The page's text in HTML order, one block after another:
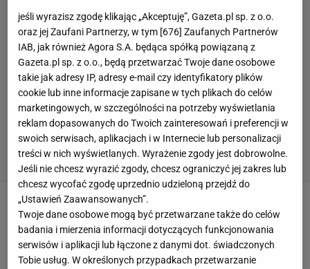
Jak urządzić łazienkę w stylu wiktoriańskim?
Przygotuj się na eleganckie detale i bogatą
ornamentykę
ARANŻACJE WNĘTRZ ARANŻACJE ŁAZIENKI
DODATKI DO DOMU
WIKTORIAŃSKI DOM
jeśli wyrazisz zgodę klikając „Akceptuję”, Gazeta.pl sp. z o.o.
oraz jej Zaufani Partnerzy, w tym [ 676 ] Zaufanych Partnerów
IAB, jak również Agora S.A. będąca spółką powiązaną z
Gazeta.pl sp. z o.o., będą przetwarzać Twoje dane osobowe
takie jak adresy IP, adresy e-mail czy identyfikatory plików
cookie lub inne informacje zapisane w tych plikach do celów
marketingowych, w szczególności na potrzeby wyświetlania
reklam dopasowanych do Twoich zainteresowań i preferencji w
swoich serwisach, aplikacjach i w Internecie lub personalizacji
treści w nich wyświetlanych. Wyrażenie zgody jest dobrowolne.
Jeśli nie chcesz wyrazić zgody, chcesz ograniczyć jej zakres lub
chcesz wycofać zgodę uprzednio udzieloną przejdź do
„Ustawień Zaawansowanych”.
Twoje dane osobowe mogą być przetwarzane także do celów
badania i mierzenia informacji dotyczących funkcjonowania
serwisów i aplikacji lub łączone z danymi dot. świadczonych
Tobie usług. W określonych przypadkach przetwarzanie